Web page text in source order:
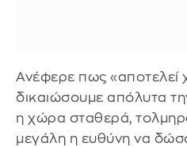
Ανέφερε πως «αποτελεί
δικαιώσουμε απόλυτα
η χώρα σταθερά,
μεγάλη η ευθύνη να